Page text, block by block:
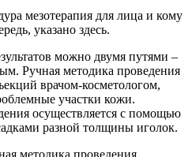
мезотерапия для лица и кому
указано здесь.
можно двумя путями –
Ручная методика проведения
врачом-косметологом,
участки кожи.
осуществляется с помощью
разной толщины иголок.